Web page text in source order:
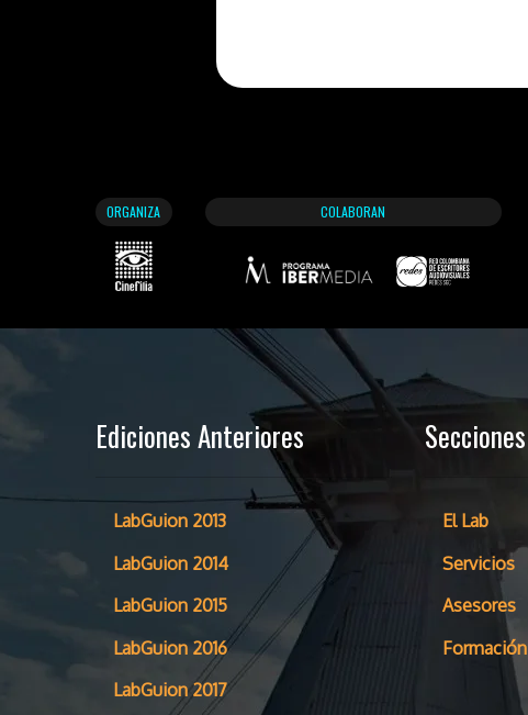
ORGANIZA COLABORAN
Ediciones Anteriores
LabGuion 2013
LabGuion 2014
LabGuion 2015
LabGuion 2016
LabGuion 2017
Secciones
El Lab
Servicios
Asesores
Formación